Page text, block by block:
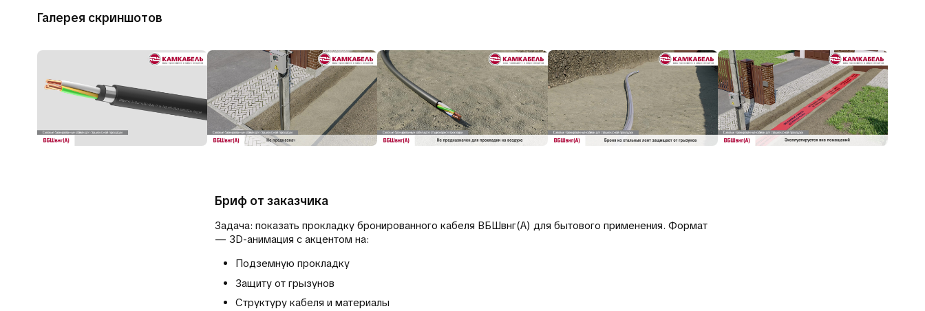
Галерея скриншотов
Бриф от заказчика
Задача: показать прокладку бронированного кабеля ВБШвнг(А) для бытового применения. Формат
— 3D-анимация с акцентом на:
Подземную прокладку
Защиту от грызунов
Структуру кабеля и материалы